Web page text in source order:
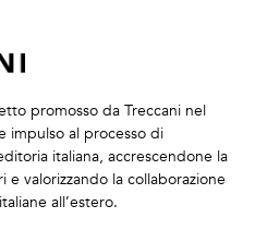
promosso da Treccani nel
impulso al processo di
italiana, accrescendone la
e valorizzando la collaborazione
all’estero.